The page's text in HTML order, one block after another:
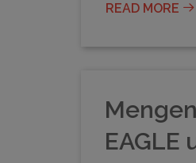
READ MORE